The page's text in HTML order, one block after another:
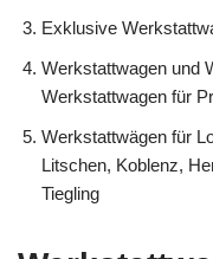
Exklusive
Werkstattwagen und
Werkstattwagen für
Werkstattwägen für
Litschen, Koblenz,
Tiegling